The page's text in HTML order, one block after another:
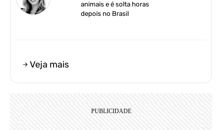
animais e é solta horas
depois no Brasil
Veja mais